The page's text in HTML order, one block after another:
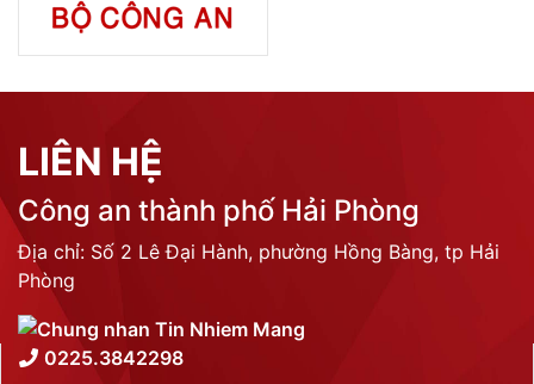
LIÊN HỆ
Công an thành phố Hải Phòng
Địa chỉ: Số 2 Lê Đại Hành, phường Hồng Bàng, tp Hải
Phòng
0225.3842298